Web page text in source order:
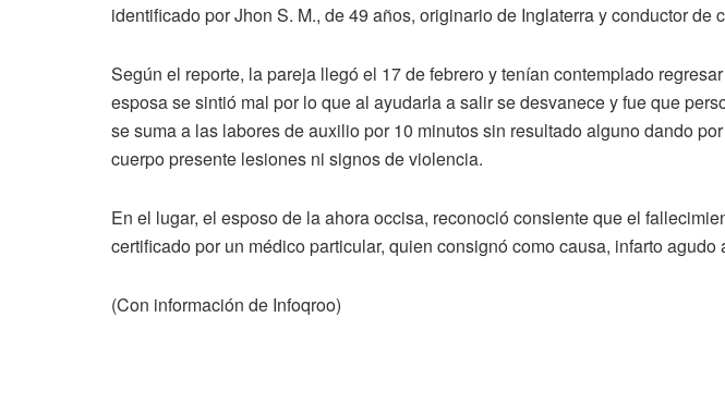
identificado por Jhon S. M., de 49 años, originario de Inglaterra y conductor de
Según el reporte, la pareja llegó el 17 de febrero y tenían contemplado
esposa se sintió mal por lo que al ayudarla a salir se desvanece y fue que
se suma a las labores de auxilio por 10 minutos sin resultado alguno dando
cuerpo presente lesiones ni signos de violencia.
En el lugar, el esposo de la ahora occisa, reconoció consiente que el
certificado por un médico particular, quien consignó como causa, infarto agudo
(Con información de Infoqroo)